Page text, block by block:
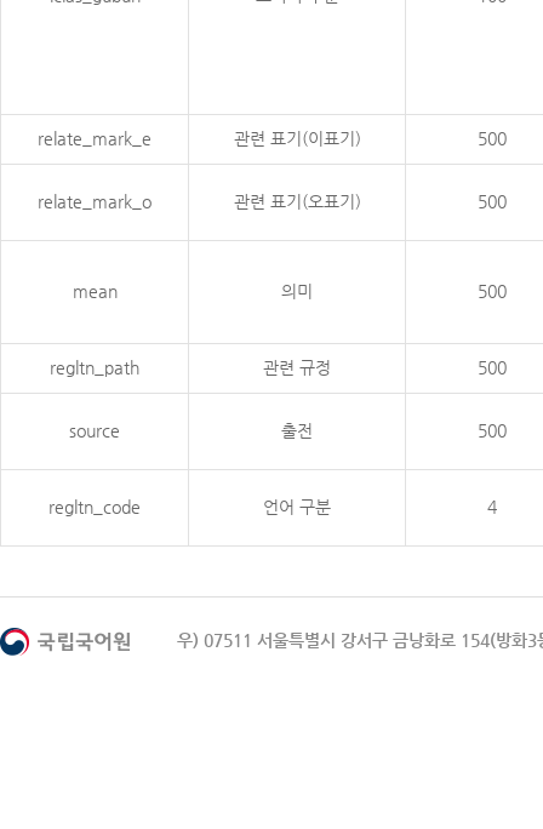
relate_mark_e 관련 표기(이표기) 500
relate_mark_o 관련 표기(오표기) 500
mean 의미 500
regltn_path 관련 규정 500
source 출전 500
regltn_code 언어 구분 4
우) 07511 서울특별시 강서구 금낭화로 154(방화3